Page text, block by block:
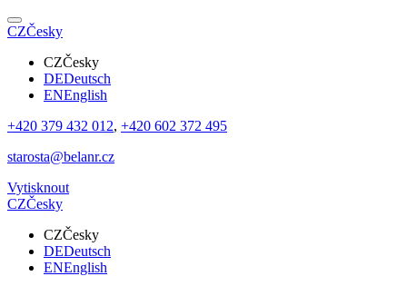
CZČesky
CZČesky
DEDeutsch
ENEnglish
+420 379 432 012, +420 602 372 495
starosta@belanr.cz
Vytisknout
CZČesky
CZČesky
DEDeutsch
ENEnglish